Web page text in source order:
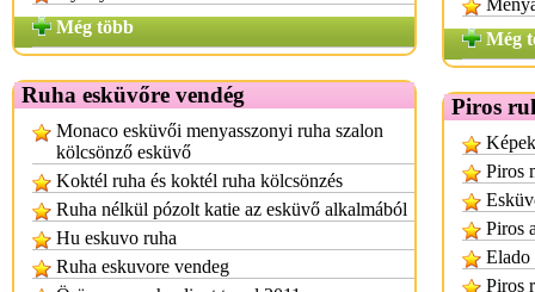
Még több
Ruha esküvőre vendég
Monaco esküvői menyasszonyi ruha szalon
kölcsönző esküvő
Koktél ruha és koktél ruha kölcsönzés
Ruha nélkül pózolt katie az esküvő alkalmából
Hu eskuvo ruha
Ruha eskuvore vendeg
Még
Piros
Piros
Piros
Elado
Piros